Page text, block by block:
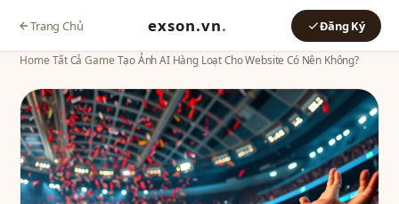
Trang Chủ exson.vn. Đăng Ký
Home›Tất Cả Game›Tạo Ảnh AI Hàng Loạt Cho Website Có Nên Không?